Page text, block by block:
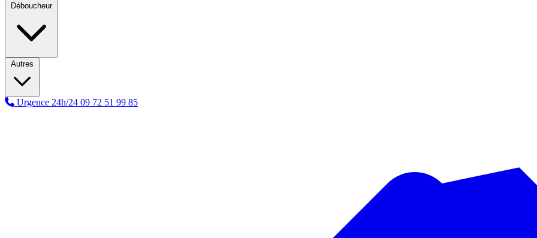
Déboucheur
Autres
Urgence 24h/24 09 72 51 99 85